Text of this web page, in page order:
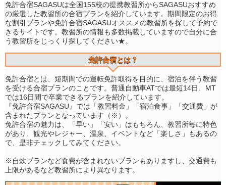
免許合宿SAGASUは全国155校の提携教習所からSAGASUおすすめ
の厳選した教習所の合宿プランを紹介しています。期間限定のお得
な割引プランや免許合宿SAGASUオススメの教習所を探して予約で
きるサイトです。教習所の情報も多数掲載していますので自分に合
う教習所をじっくり探してください★。
免許合宿とは？
免許合宿とは、短期間での運転免許取得を目的に、宿泊を伴う教習
を受ける合宿プランのことです。普通自動車ATでは最短14日、MT
では16日間で卒業できるプランを紹介しています。
『免許合宿SAGASU』では「教習料金」「宿泊食事」「交通費」が
含まれたプランとなっています（※）。
免許合宿の魅力は、「早い」「安い」はもちろん、教習所毎に特色
があり、観光やレジャー、温泉、イベントなど「楽しさ」もあるの
で、是非チェックしてみてください。
※自炊プランなど食費が含まれないプランもありますし、交通費も
上限があるなど教習所により異なります。